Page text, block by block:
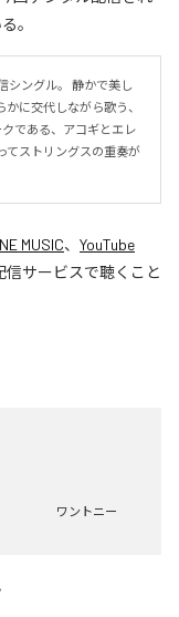
。
シングル。 静かで美し
に交代しながら歌う、
である、アコギとエレ
てストリングスの重奏が
MUSIC、 YouTube
信サービスで聴くこと
ワントニー